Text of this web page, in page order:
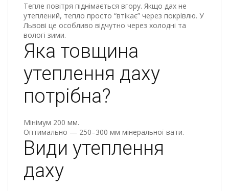
Тепле повітря піднімається вгору. Якщо дах не
утеплений, тепло просто “втікає” через покрівлю. У
Львові це особливо відчутно через холодні та
вологі зими.
Яка товщина
утеплення даху
потрібна?
Мінімум 200 мм.
Оптимально — 250–300 мм мінеральної вати.
Види утеплення
даху